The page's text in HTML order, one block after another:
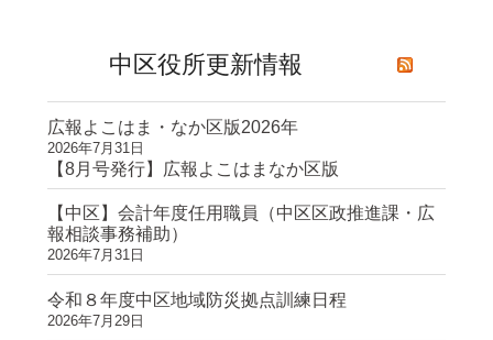
中区役所更新情報
広報よこはま・なか区版2026年
2026年7月31日
【8月号発行】広報よこはまなか区版
【中区】会計年度任用職員（中区区政推進課・広
報相談事務補助）
2026年7月31日
令和８年度中区地域防災拠点訓練日程
2026年7月29日